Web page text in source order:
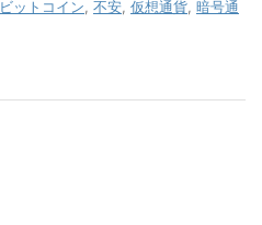
ビットコイン 不安 仮想通貨 暗号通